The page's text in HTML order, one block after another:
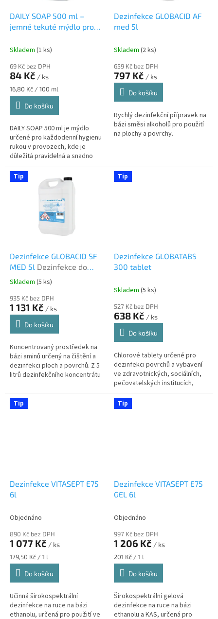
DAILY SOAP 500 ml –
jemné tekuté mýdlo pro
zařízeníchmýdlo pro
500 ml
Skladem (1 ks)
69 Kč bez DPH
84 Kč / ks
Měrná
cena:
16,80 Kč / 100 ml
Do košíku
DAILY SOAP 500 ml je mýdlo
určené pro každodenní hygienu
rukou v provozech, kde je
důležitá pravidelná a snadno
dostupná očista. Praktické
balení o objemu 500 ml je
vhodné pro...
Dezinfekce GLOBACID AF
med 5l
Skladem (2 ks)
659 Kč bez DPH
797 Kč / ks
Do košíku
Rychlý dezinfekční přípravek na
bázi směsi alkoholů pro použití
na plochy a povrchy.
Tip
Dezinfekce GLOBACID SF
MED 5l Dezinfekce do
rohoží.
Průměrné
produktu
je
1,0
hvězdiček.
Skladem (5 ks)
935 Kč bez DPH
1 131 Kč / ks
Do košíku
Koncentrovaný prostředek na
bázi aminů určený na čištění a
dezinfekci ploch a povrchů. Z 5
litrů dezinfekčního koncentrátu
účinného...
Tip
Dezinfekce GLOBATABS
300 tablet
Skladem (5 ks)
527 Kč bez DPH
638 Kč / ks
Do košíku
Chlorové tablety určené pro
dezinfekci povrchů a vybavení
ve zdravotnických, sociálních,
pečovatelských institucích,
bazénech a potravinářském
průmyslu a k dekontaminaci
povrchu...
Tip
Dezinfekce VITASEPT E75
6l
Objednáno
890 Kč bez DPH
1 077 Kč / ks
Měrná
cena:
179,50 Kč / 1 l
Do košíku
Učinná širokospektrální
dezinfekce na ruce na bázi
ethanolu, určená pro použití ve
Tip
Dezinfekce VITASEPT E75
GEL 6l
Objednáno
997 Kč bez DPH
1 206 Kč / ks
Měrná
cena:
201 Kč / 1 l
Do košíku
Širokospektrální gelová
dezinfekce na ruce na bázi
ethanolu a KAS, určená pro